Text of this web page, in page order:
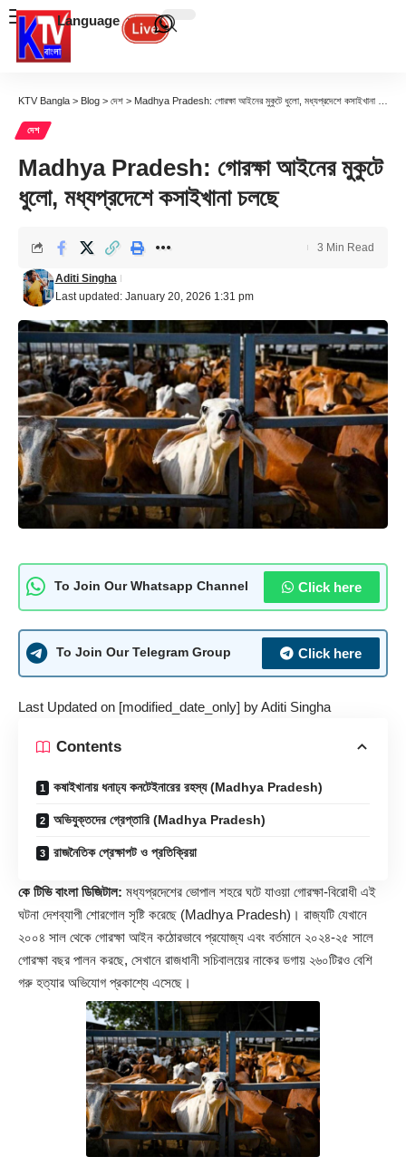
Language
KTV Bangla > Blog > দেশ > Madhya Pradesh: গোরক্ষা আইনের মুকুটে ধুলো, মধ্যপ্রদেশে কসাইখানা চলছে
দেশ
Madhya Pradesh: গোরক্ষা আইনের মুকুটে
ধুলো, মধ্যপ্রদেশে কসাইখানা চলছে
Last updated: January 20, 2026 1:31 pm
Aditi Singha
3 Min Read
To Join Our Whatsapp Channel Click here
To Join Our Telegram Group Click here
Last Updated on [modified_date_only] byAditi Singha
Contents
কষাইখানায় ধনাঢ্য কনটেইনারের রহস্য (Madhya Pradesh)
অভিযুক্তদের গ্রেপ্তারি (Madhya Pradesh)
রাজনৈতিক প্রেক্ষাপট ও প্রতিক্রিয়া
কে টিভি বাংলা ডিজিটাল: মধ্যপ্রদেশের ভোপাল শহরে ঘটে যাওয়া গোরক্ষা-বিরোধী এই
ঘটনা দেশব্যাপী শোরগোল সৃষ্টি করেছে (Madhya Pradesh)। রাজ্যটি যেখানে
২০০৪ সাল থেকে গোরক্ষা আইন কঠোরভাবে প্রযোজ্য এবং বর্তমানে ২০২৪-২৫ সালে
গোরক্ষা বছর পালন করছে, সেখানে রাজধানী সচিবালয়ের নাকের ডগায় ২৬০টিরও বেশি
গরু হত্যার অভিযোগ প্রকাশ্যে এসেছে।